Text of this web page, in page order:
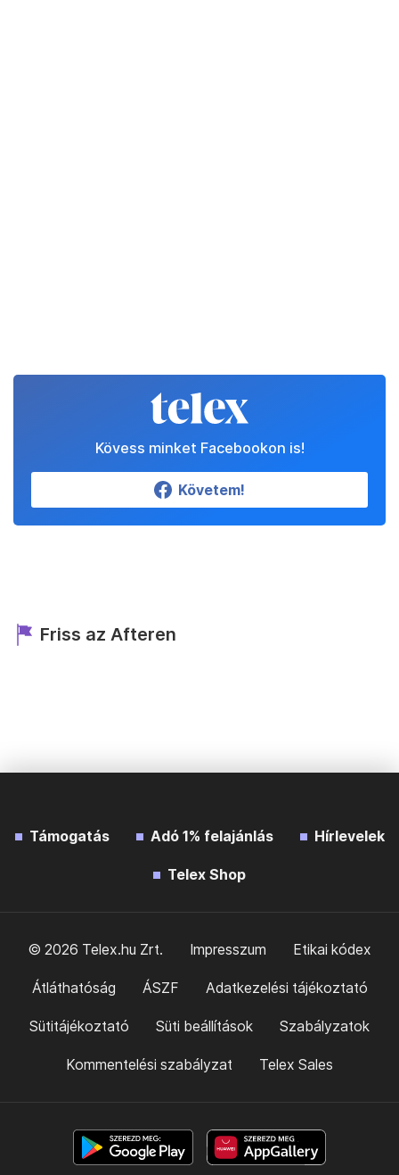
Kövess minket Facebookon is!
Követem!
Friss az Afteren
Támogatás Adó 1% felajánlás Hírlevelek
Telex Shop
© 2026 Telex.hu Zrt. Impresszum Etikai kódex
Átláthatóság ÁSZF Adatkezelési tájékoztató
Sütitájékoztató Süti beállítások Szabályzatok
Kommentelési szabályzat Telex Sales